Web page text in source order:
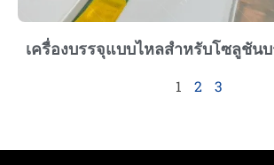
เครื่องบรรจุแบบไหลสำหรับโซลูชัน
1
2 3